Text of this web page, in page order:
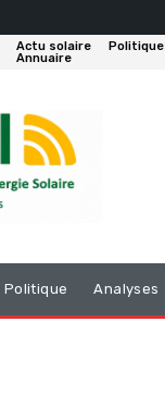
Actu solaire Politique
Annuaire
Politique Analyses